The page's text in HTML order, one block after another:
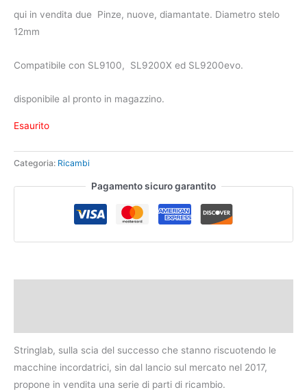
qui in vendita due Pinze, nuove, diamantate. Diametro stelo
12mm
Compatibile con SL9100, SL9200X ed SL9200evo.
disponibile al pronto in magazzino.
Esaurito
Categoria: Ricambi
Pagamento sicuro garantito
Stringlab, sulla scia del successo che stanno riscuotendo le
macchine incordatrici, sin dal lancio sul mercato nel 2017,
propone in vendita una serie di parti di ricambio.